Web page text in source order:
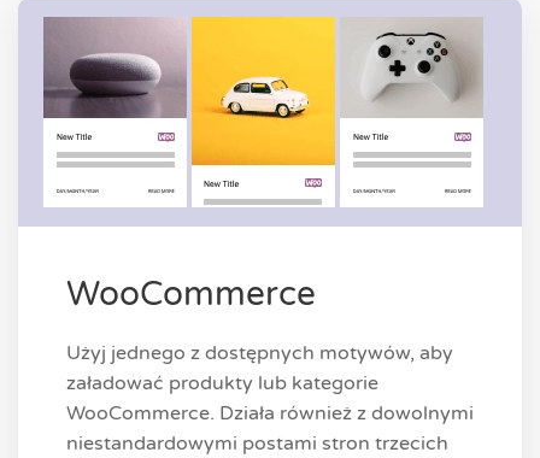
WooCommerce
Użyj jednego z dostępnych motywów, aby
załadować produkty lub kategorie
WooCommerce. Działa również z dowolnymi
niestandardowymi postami stron trzecich